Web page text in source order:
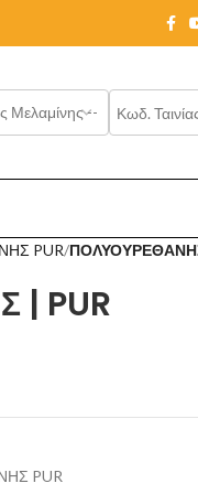
PUR
PUR
PUR